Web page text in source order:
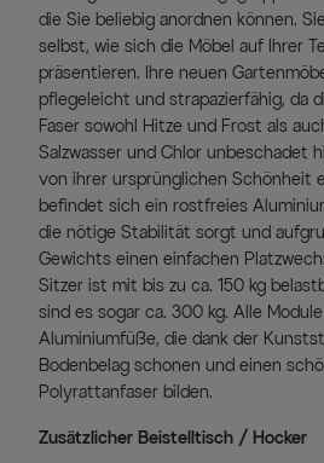
die Sie beliebig anordnen können.
selbst, wie sich die Möbel auf Ihrer
präsentieren. Ihre neuen
pflegeleicht und strapazierfähig, da
Faser sowohl Hitze und Frost als
Salzwasser und Chlor unbeschadet
von ihrer ursprünglichen Schönheit
befindet sich ein rostfreies
die nötige Stabilität sorgt und
Gewichts einen einfachen
Sitzer ist mit bis zu ca. 150 kg
sind es sogar ca. 300 kg. Alle
Aluminiumfüße, die dank der
Bodenbelag schonen und einen
Polyrattanfaser bilden.
Zusätzlicher Beistelltisch / Hocker